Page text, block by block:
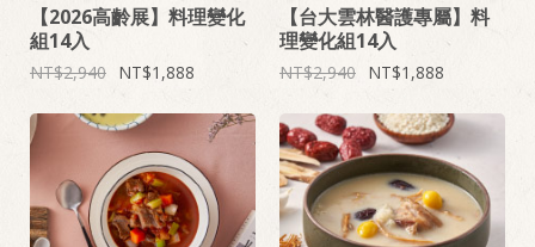
【2026高齡展】料理變化
組14入
2,940 1,888
【台大雲林醫護專屬】料
理變化組14入
2,940 1,888